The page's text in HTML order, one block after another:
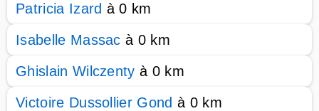
Patricia Izard à 0 km
Isabelle Massac à 0 km
Ghislain Wilczenty à 0 km
Victoire Dussollier Gond à 0 km